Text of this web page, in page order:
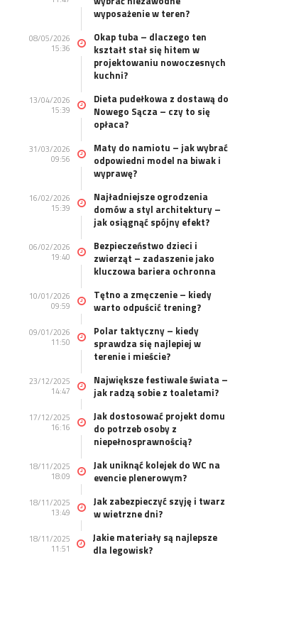
wyposażenie w teren?
08/05/2026
15:36
Okap tuba – dlaczego ten
kształt stał się hitem w
projektowaniu nowoczesnych
kuchni?
13/04/2026
15:39
Dieta pudełkowa z dostawą do
Nowego Sącza – czy to się
opłaca?
31/03/2026
09:56
Maty do namiotu – jak wybrać
odpowiedni model na biwak i
wyprawę?
16/02/2026
15:39
Najładniejsze ogrodzenia
domów a styl architektury –
jak osiągnąć spójny efekt?
06/02/2026
19:40
Bezpieczeństwo dzieci i
zwierząt – zadaszenie jako
kluczowa bariera ochronna
10/01/2026
09:59
Tętno a zmęczenie – kiedy
warto odpuścić trening?
09/01/2026
11:50
Polar taktyczny – kiedy
sprawdza się najlepiej w
terenie i mieście?
23/12/2025
14:47
Największe festiwale świata –
jak radzą sobie z toaletami?
17/12/2025
16:16
Jak dostosować projekt domu
do potrzeb osoby z
niepełnosprawnością?
18/11/2025
18:09
Jak uniknąć kolejek do WC na
evencie plenerowym?
18/11/2025
13:49
Jak zabezpieczyć szyję i twarz
w wietrzne dni?
18/11/2025
11:51
Jakie materiały są najlepsze
dla legowisk?